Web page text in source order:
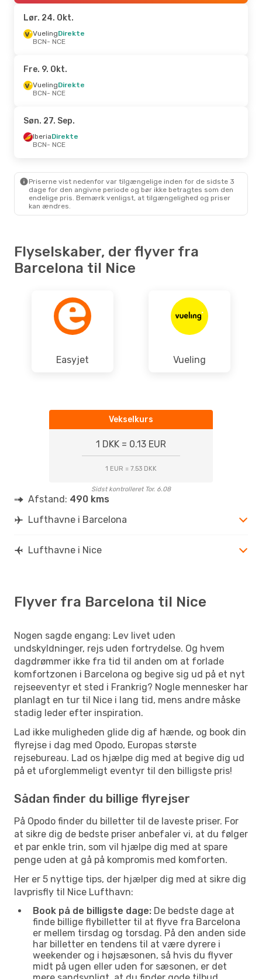
NCE- BCN
Lør. 24. Okt.
VuelingDirekte
BCN- NCE
Fre. 9. Okt.
VuelingDirekte
BCN- NCE
Søn. 27. Sep.
IberiaDirekte
BCN- NCE
Priserne vist nedenfor var tilgængelige inden for de sidste 3
dage for den angivne periode og bør ikke betragtes som den
endelige pris. Bemærk venligst, at tilgængelighed og priser
kan ændres.
Flyselskaber, der flyver fra
Barcelona til Nice
Easyjet Vueling
Vekselkurs
1 DKK = 0.13 EUR
1 EUR = 7.53 DKK
Sidst kontrolleret Tor. 6.08
Afstand: 490 kms
Lufthavne i Barcelona
Lufthavne i Nice
Flyver fra Barcelona til Nice
Nogen sagde engang: Lev livet uden
undskyldninger, rejs uden fortrydelse. Og hvem
dagdrømmer ikke fra tid til anden om at forlade
komfortzonen i Barcelona og begive sig ud på et nyt
rejseeventyr et sted i Frankrig? Nogle mennesker har
planlagt en tur til Nice i lang tid, mens andre måske
stadig leder efter inspiration.
Lad ikke muligheden glide dig af hænde, og book din
flyrejse i dag med Opodo, Europas største
rejsebureau. Lad os hjælpe dig med at begive dig ud
på et uforglemmeligt eventyr til den billigste pris!
Sådan finder du billige flyrejser
På Opodo finder du billetter til de laveste priser. For
at sikre dig de bedste priser anbefaler vi, at du følger
et par enkle trin, som vil hjælpe dig med at spare
penge uden at gå på kompromis med komforten.
Her er 5 nyttige tips, der hjælper dig med at sikre dig
lavprisfly til Nice Lufthavn:
Book på de billigste dage: De bedste dage at
finde billige flybilletter til at flyve fra Barcelona
er mellem tirsdag og torsdag. På den anden side
har billetter en tendens til at være dyrere i
weekender og i højsæsonen, så hvis du flyver
midt på ugen eller uden for sæsonen, er det